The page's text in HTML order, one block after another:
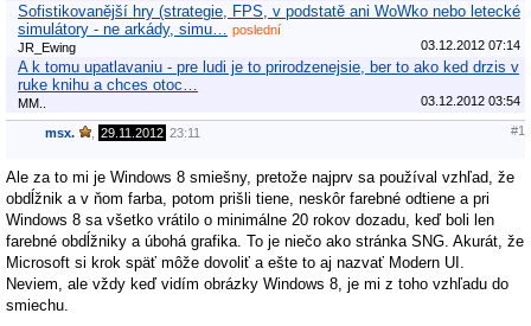
Sofistikovanější hry (strategie, FPS, v podstatě ani WoWko nebo letecké
simulátory - ne arkády, simu…
poslední
JR_Ewing
03.12.2012 07:14
A k tomu upatlavaniu - pre ludi je to prirodzenejsie, ber to ako ked drzis v
ruke knihu a chces otoc…
MM.. 03.12.2012 03:54
msx. 29.11.2012 23:11 #1
Ale za to mi je Windows 8 smiešny, pretože najprv sa používal vzhľad, že
obdĺžnik a v ňom farba, potom prišli tiene, neskôr farebné odtiene a pri
Windows 8 sa všetko vrátilo o minimálne 20 rokov dozadu, keď boli len
farebné obdĺžniky a úbohá grafika. To je niečo ako stránka SNG. Akurát, že
Microsoft si krok späť môže dovoliť a ešte to aj nazvať Modern UI.
Neviem, ale vždy keď vidím obrázky Windows 8, je mi z toho vzhľadu do
smiechu.